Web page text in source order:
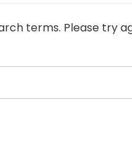
terms. Please try